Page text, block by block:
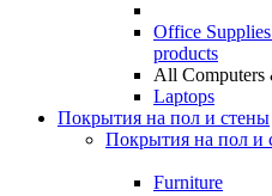
Office
products
All Computers
Laptops
Покрытия на пол и стены
Покрытия на пол и
Furniture